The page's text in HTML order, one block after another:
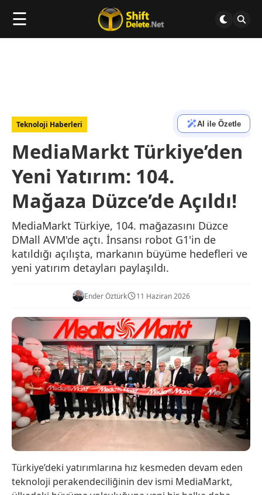
☰
Teknoloji Haberleri AI ile Özetle
MediaMarkt Türkiye’den
Yeni Yatırım: 104.
Mağaza Düzce’de Açıldı!
MediaMarkt Türkiye, 104. mağazasını Düzce
DMall AVM'de açtı. İnsansı robot G1'in de
katıldığı açılışta, markanın büyüme hedefleri ve
yeni yatırım detayları paylaşıldı.
Ender Öztürk 11 Haziran 2026
Türkiye’deki yatırımlarına hız kesmeden devam eden
teknoloji perakendeciliğinin dev ismi MediaMarkt,